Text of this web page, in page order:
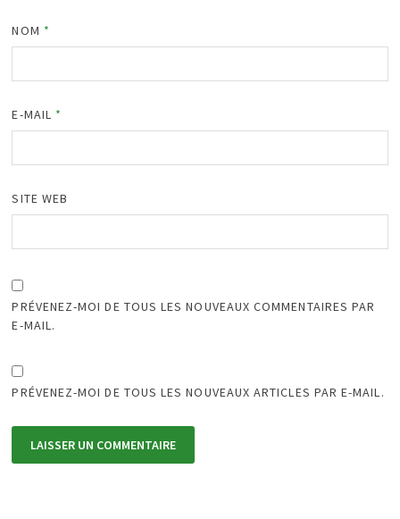
NOM *
E-MAIL *
SITE WEB
PRÉVENEZ-MOI DE TOUS LES NOUVEAUX COMMENTAIRES PAR
E-MAIL.
PRÉVENEZ-MOI DE TOUS LES NOUVEAUX ARTICLES PAR E-MAIL.